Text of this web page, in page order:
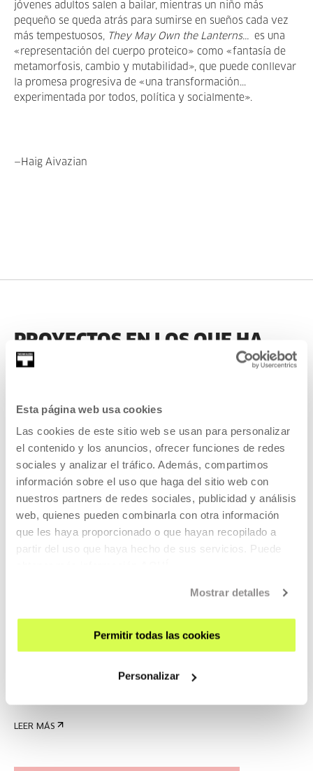
Esta página web usa cookies
Las cookies de este sitio web se usan para personalizar
el contenido y los anuncios, ofrecer funciones de redes
sociales y analizar el tráfico. Además, compartimos
información sobre el uso que haga del sitio web con
nuestros partners de redes sociales, publicidad y análisis
web, quienes pueden combinarla con otra información
que les haya proporcionado o que hayan recopilado a
partir del uso que haya hecho de sus servicios. Puede
Mostrar detalles
Permitir todas las cookies
Personalizar
jóvenes adultos salen a bailar, mientras un niño más
pequeño se queda atrás para sumirse en sueños cada vez
más tempestuosos, They May Own the Lanterns... es una
«representación del cuerpo proteico» como «fantasía de
metamorfosis, cambio y mutabilidad», que puede conllevar
la promesa progresiva de «una transformación...
experimentada por todos, política y socialmente».
—Haig Aivazian
PROYECTOS EN LOS QUE HA
PARTICIPADO
ANTERIORES
2023
la óptica y la balística
Desde la metáfora del "rayo visual" hasta el revólver
paralelo y finalmente se fusionaron en la figura del dron,
LEER MÁS